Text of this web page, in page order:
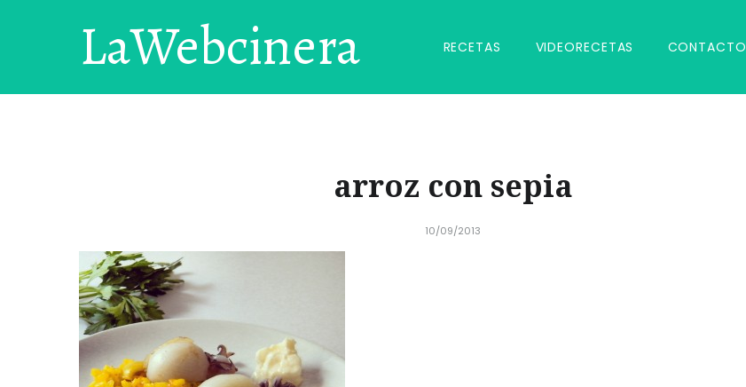
LaWebcinera RECETAS VIDEORECETAS CONTACTO
arroz con sepia
10/09/2013